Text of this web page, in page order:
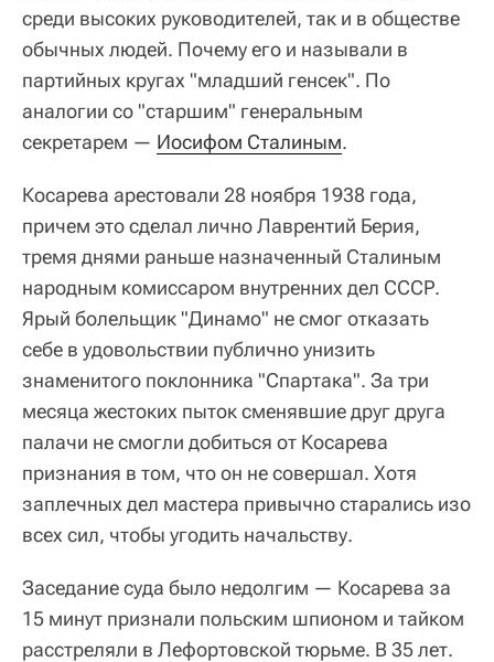
среди высоких руководителей, так и в обществе
обычных людей. Почему его и называли в
партийных кругах "младший генсек". По
аналогии со "старшим" генеральным
секретарем — Иосифом Сталиным.
Косарева арестовали 28 ноября 1938 года,
причем это сделал лично Лаврентий Берия,
тремя днями раньше назначенный Сталиным
народным комиссаром внутренних дел СССР.
Ярый болельщик "Динамо" не смог отказать
себе в удовольствии публично унизить
знаменитого поклонника "Спартака". За три
месяца жестоких пыток сменявшие друг друга
палачи не смогли добиться от Косарева
признания в том, что он не совершал. Хотя
заплечных дел мастера привычно старались изо
всех сил, чтобы угодить начальству.
Заседание суда было недолгим — Косарева за
15 минут признали польским шпионом и тайком
расстреляли в Лефортовской тюрьме. В 35 лет.